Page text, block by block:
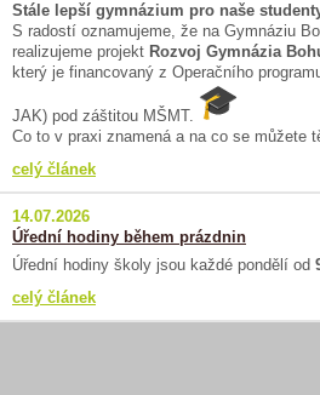
Stále lepší gymnázium pro naše
S radostí oznamujeme, že na Gymnáziu
realizujeme projekt Rozvoj Gymnázia
který je financovaný z Operačního
JAK) pod záštitou MŠMT.
Co to v praxi znamená a na co se můžete
celý článek
14.07.2026
Úřední hodiny během prázdnin
Úřední hodiny školy jsou každé pondělí od
celý článek